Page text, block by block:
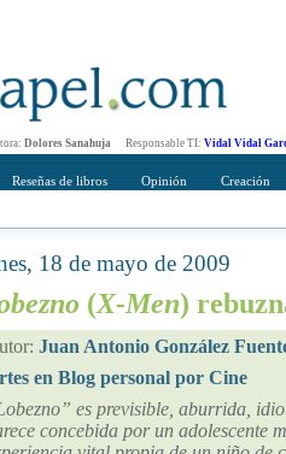
Dolores Sanahuja Responsable TI: Vidal Vidal
Reseñas de libros Opinión Creación
18 de mayo de 2009
(X-Men)
Juan Antonio González
en Blog personal por Cine
es previsible, aburrida,
concebida por un adolescente